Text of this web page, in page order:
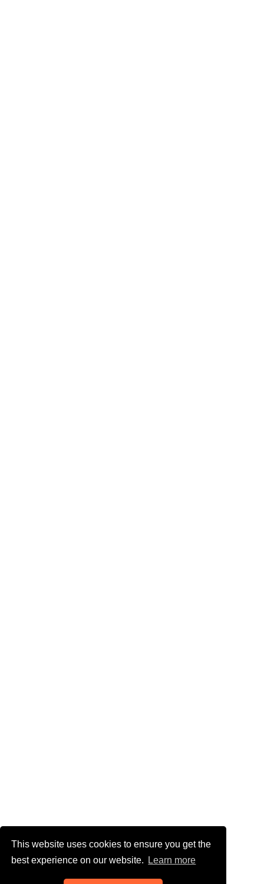
This website uses cookies to ensure you get the
best experience on our website.
Learn more